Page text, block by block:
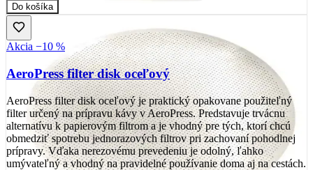
Do košíka
Akcia −10 %
AeroPress filter disk oceľový
AeroPress filter disk oceľový je praktický opakovane použiteľný
filter určený na prípravu kávy v AeroPress. Predstavuje trvácnu
alternatívu k papierovým filtrom a je vhodný pre tých, ktorí chcú
obmedziť spotrebu jednorazových filtrov pri zachovaní pohodlnej
prípravy. Vďaka nerezovému prevedeniu je odolný, ľahko
umývateľný a vhodný na pravidelné používanie doma aj na cestách.